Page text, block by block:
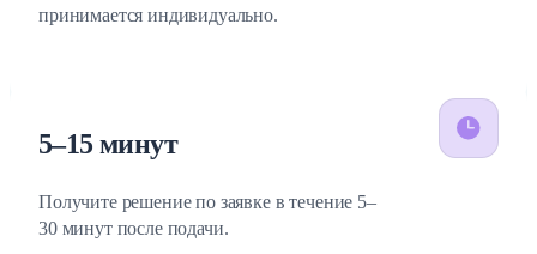
принимается индивидуально.
5–15 минут
Получите решение по заявке в течение 5–
30 минут после подачи.